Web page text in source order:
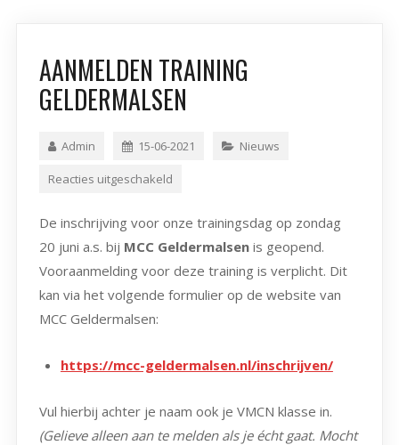
AANMELDEN TRAINING
GELDERMALSEN
Admin 15-06-2021 Nieuws
Reacties uitgeschakeld
De inschrijving voor onze trainingsdag op zondag
20 juni a.s. bij MCC Geldermalsenis geopend.
Vooraanmelding voor deze training is verplicht. Dit
kan via het volgende formulier op de website van
MCC Geldermalsen:
https://mcc-geldermalsen.nl/inschrijven/
Vul hierbij achter je naam ook je VMCN klasse in.
(Gelieve alleen aan te melden als je écht gaat. Mocht